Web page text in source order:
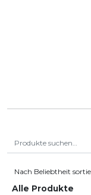
Alle Produkte